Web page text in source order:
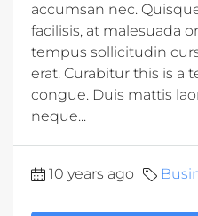
accumsan nec.
facilisis, at malesuada
tempus sollicitudin
erat. Curabitur this is a
congue. Duis mattis
neque...
10 years ago